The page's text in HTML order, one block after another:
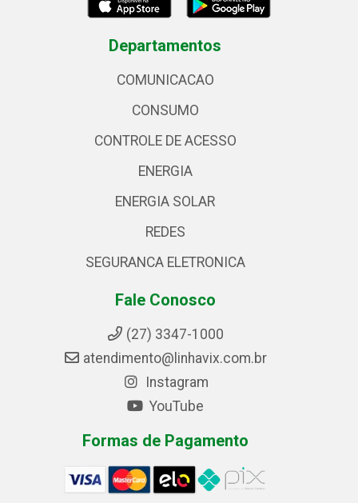
Departamentos
COMUNICACAO
CONSUMO
CONTROLE DE ACESSO
ENERGIA
ENERGIA SOLAR
REDES
SEGURANCA ELETRONICA
Fale Conosco
(27) 3347-1000
atendimento@linhavix.com.br
Instagram
YouTube
Formas de Pagamento